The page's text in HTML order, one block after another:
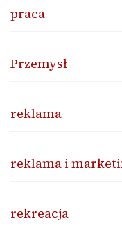
praca
Przemysł
reklama
reklama i
rekreacja